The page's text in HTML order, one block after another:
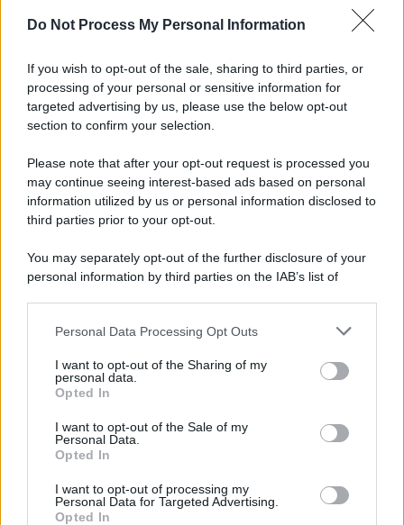
Do Not Process My Personal Information
If you wish to opt-out of the sale, sharing to third parties, or
processing of your personal or sensitive information for
targeted advertising by us, please use the below opt-out
section to confirm your selection.
Please note that after your opt-out request is processed you
may continue seeing interest-based ads based on personal
information utilized by us or personal information disclosed to
third parties prior to your opt-out.
You may separately opt-out of the further disclosure of your
personal information by third parties on the IAB’s list of
This information may also be disclosed by us to third parties
disclose it to other third parties.
Please note that this website/app uses one or more Google
services and may gather and store information including but
not limited to your visit or usage behaviour. You may click to
grant or deny consent to Google and its third-party tags to
consent section.
Personal Data Processing Opt Outs
I want to opt-out of the Sharing of my
personal data.
Opted In
I want to opt-out of the Sale of my
Personal Data.
Opted In
I want to opt-out of processing my
Personal Data for Targeted Advertising.
Opted In